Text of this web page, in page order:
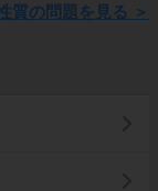
質の問題を見る ＞